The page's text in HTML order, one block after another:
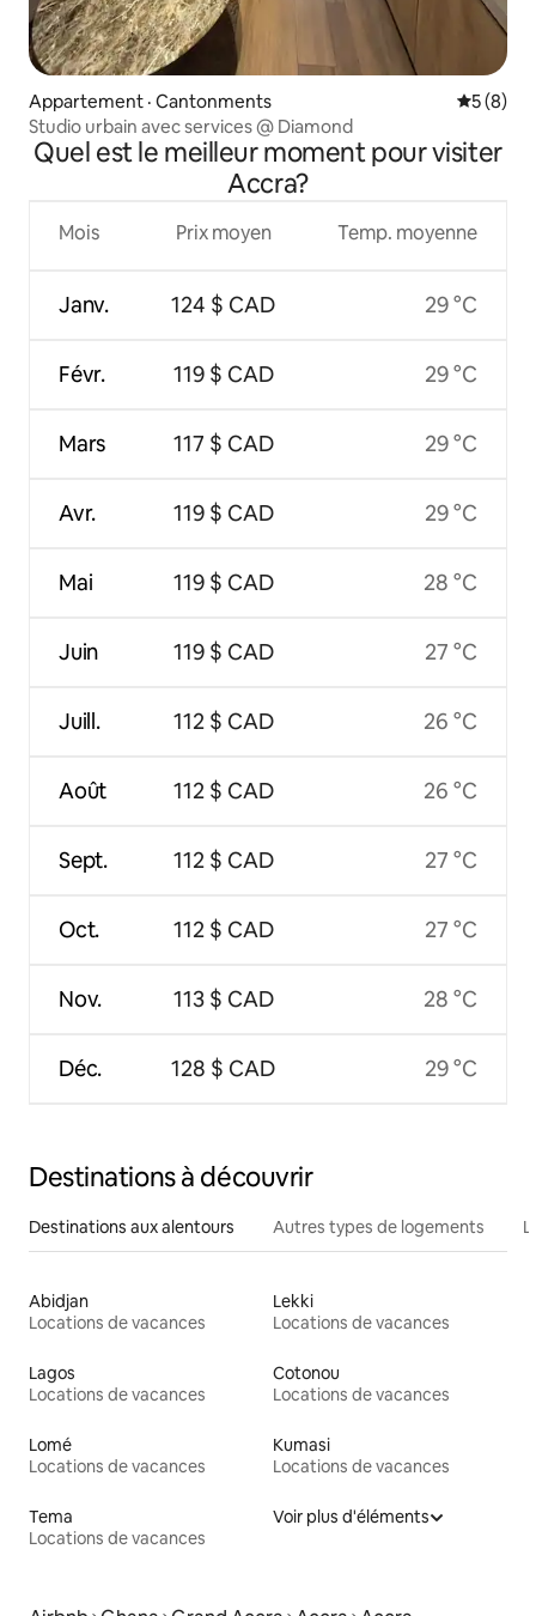
Appartement · Cantonments Note
5 (8)
Studio urbain avec services @ Diamond
Quel est le meilleur moment pour visiter
Accra?
Mois
Janv.
Févr.
Mars
Avr.
Mai
Juin
Juill.
Août
Sept.
Oct.
Nov.
Déc.
Prix moyen
124 $ CAD
119 $ CAD
117 $ CAD
119 $ CAD
119 $ CAD
119 $ CAD
112 $ CAD
112 $ CAD
112 $ CAD
112 $ CAD
113 $ CAD
128 $ CAD
Temp. moyenne
29 °C
29 °C
29 °C
29 °C
28 °C
27 °C
26 °C
26 °C
27 °C
27 °C
28 °C
29 °C
Destinations à découvrir
Destinations aux alentours Autres types de logements
Abidjan
Locations de vacances
Lekki
Locations de vacances
Lagos
Locations de vacances
Cotonou
Locations de vacances
Lomé
Locations de vacances
Kumasi
Locations de vacances
Tema
Locations de vacances
Voir plus d'éléments